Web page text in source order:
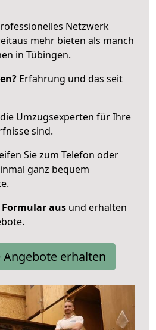
Netzwerk
mehr bieten als manch
in Tübingen.
Erfahrung und das seit
Umzugsexperten für Ihre
sind.
Sie zum Telefon oder
ganz bequem
Formular aus und erhalten
Angebote erhalten